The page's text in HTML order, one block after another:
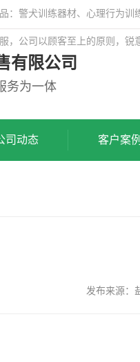
警犬训练器材、心理行为
，公司以顾客至上的原则，
有限公司
务为一体
司动态 客户案例
发布来源